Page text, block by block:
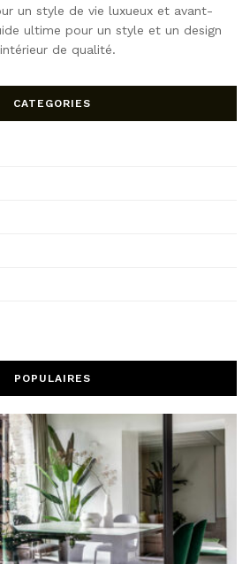
un style de vie luxueux et avant-
ultime pour un style et un design
de qualité.
CATEGORIES
POPULAIRES